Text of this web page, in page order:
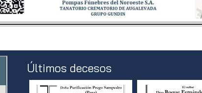
Últimos decesos